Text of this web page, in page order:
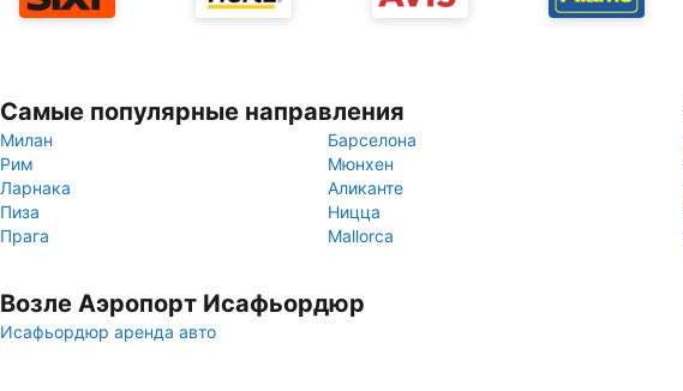
Самые популярные направления
Милан
Барселона
Рим
Мюнхен
Ларнака
Аликанте
Пиза
Ницца
Прага
Mallorca
Возле Аэропорт Исафьордюр
Исафьордюр аренда авто